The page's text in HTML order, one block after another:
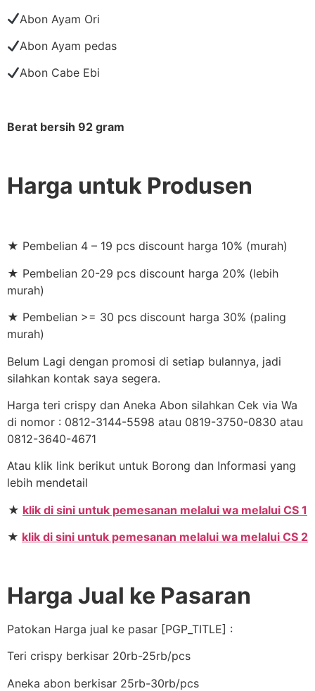
Abon Ayam Ori
Abon Ayam pedas
Abon Cabe Ebi
Berat bersih 92 gram
Harga untuk Produsen
★ Pembelian 4 – 19 pcs discount harga 10% (murah)
★ Pembelian 20-29 pcs discount harga 20% (lebih
murah)
★ Pembelian >= 30 pcs discount harga 30% (paling
murah)
Belum Lagi dengan promosi di setiap bulannya, jadi
silahkan kontak saya segera.
Harga teri crispy dan Aneka Abon silahkan Cek via Wa
di nomor : 0812-3144-5598 atau 0819-3750-0830 atau
0812-3640-4671
Atau klik link berikut untuk Borong dan Informasi yang
lebih mendetail
★ klik di sini untuk pemesanan melalui wa melalui CS 1
★ klik di sini untuk pemesanan melalui wa melalui CS 2
Harga Jual ke Pasaran
Patokan Harga jual ke pasar [PGP_TITLE] :
Teri crispy berkisar 20rb-25rb/pcs
Aneka abon berkisar 25rb-30rb/pcs